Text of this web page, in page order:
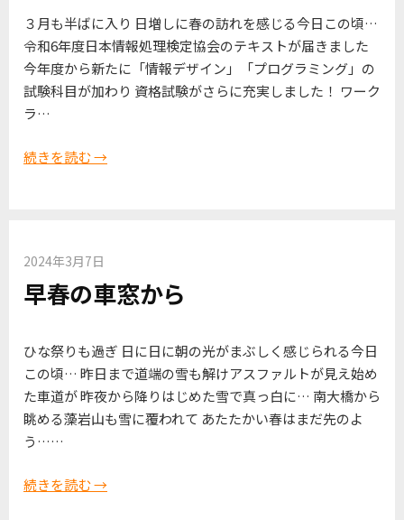
３月も半ばに入り 日増しに春の訪れを感じる今日この頃…
令和6年度日本情報処理検定協会のテキストが届きました
今年度から新たに「情報デザイン」「プログラミング」の
試験科目が加わり 資格試験がさらに充実しました！ ワーク
ラ…
続きを読む →
2024年3月7日
早春の車窓から
ひな祭りも過ぎ 日に日に朝の光がまぶしく感じられる今日
この頃… 昨日まで道端の雪も解けアスファルトが見え始め
た車道が 昨夜から降りはじめた雪で真っ白に… 南大橋から
眺める藻岩山も雪に覆われて あたたかい春はまだ先のよ
う……
続きを読む →